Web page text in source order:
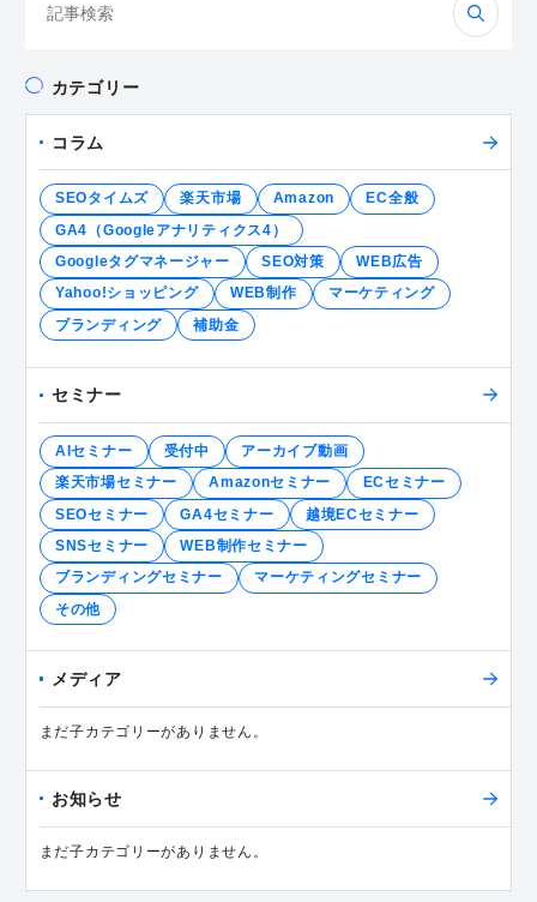
カテゴリー
コラム
SEOタイムズ 楽天市場 Amazon
EC全般
GA4（Googleアナリティクス4）
Googleタグマネージャー
SEO対策
WEB広告
Yahoo!ショッピング
WEB制作
マーケティング
ブランディング
補助金
セミナー
AIセミナー 受付中
アーカイブ動画
楽天市場セミナー
Amazonセミナー
ECセミナー
SEOセミナー
GA4セミナー
越境ECセミナー
SNSセミナー
WEB制作セミナー
ブランディングセミナー
マーケティングセミナー
その他
メディア
まだ子カテゴリーがありません。
お知らせ
まだ子カテゴリーがありません。